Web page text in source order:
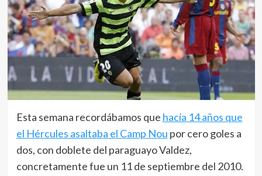
Esta semana recordábamos que hacía 14 años que
el Hércules asaltaba el Camp Nou por cero goles a
dos, con doblete del paraguayo Valdez,
concretamente fue un 11 de septiembre del 2010.